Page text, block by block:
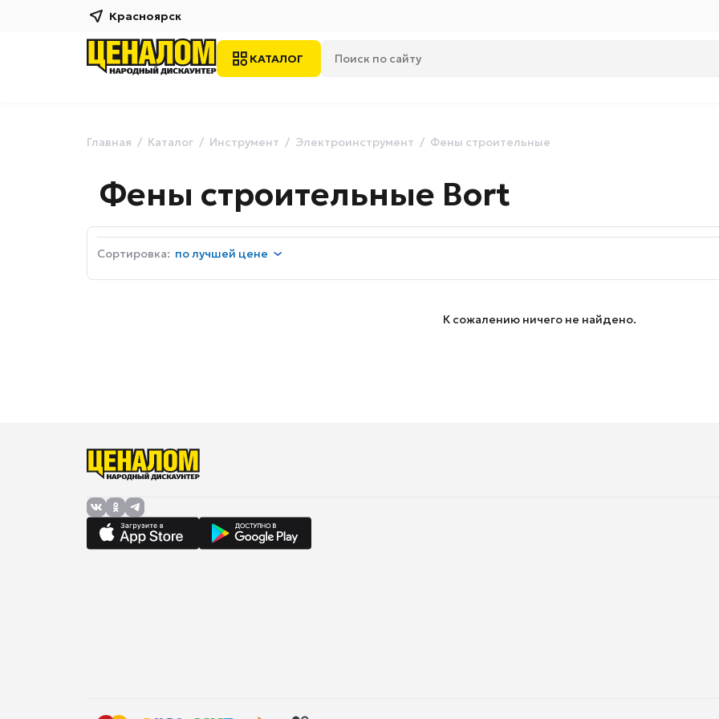
Красноярск
КАТАЛОГ
Главная Каталог Инструмент Электроинструмент Фены строительные
Фены строительные Bort
Сортировка: получшей цене
К сожалению ничего не найдено.